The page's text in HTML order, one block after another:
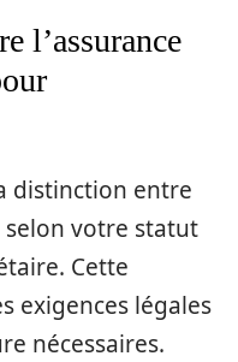
l’assurance
distinction entre
selon votre statut
Cette
exigences légales
nécessaires.